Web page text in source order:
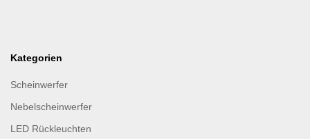
Kategorien
Scheinwerfer
Nebelscheinwerfer
LED Rückleuchten